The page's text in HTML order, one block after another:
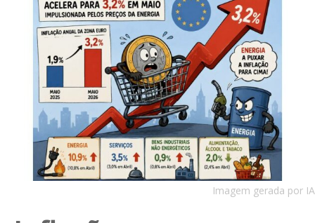
Imagem gerada por IA